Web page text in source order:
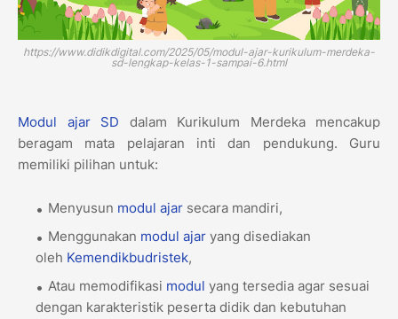
https://www.didikdigital.com/2025/05/modul-ajar-kurikulum-merdeka-
sd-lengkap-kelas-1-sampai-6.html
Modul ajar SD dalam Kurikulum Merdeka mencakup
beragam mata pelajaran inti dan pendukung. Guru
memiliki pilihan untuk:
Menyusun modul ajar secara mandiri,
Menggunakan modul ajar yang disediakan
oleh Kemendikbudristek,
Atau memodifikasi modul yang tersedia agar sesuai
dengan karakteristik peserta didik dan kebutuhan